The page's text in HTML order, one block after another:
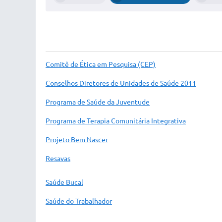
Comitê de Ética em Pesquisa (CEP)
Conselhos Diretores de Unidades de Saúde 2011
Programa de Saúde da Juventude
Programa de Terapia Comunitária Integrativa
Projeto Bem Nascer
Resavas
Saúde Bucal
Saúde do Trabalhador